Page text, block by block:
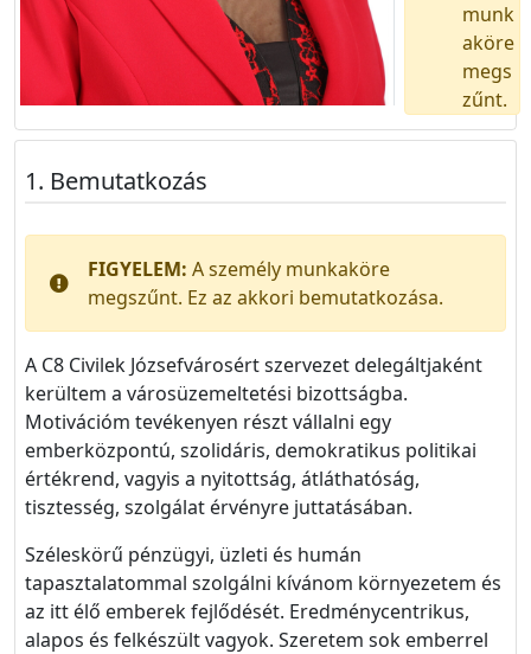
munk
aköre
megs
zűnt.
Bemutatkozás
FIGYELEM: A személy munkaköre
megszűnt. Ez az akkori bemutatkozása.
A C8 Civilek Józsefvárosért szervezet delegáltjaként
kerültem a városüzemeltetési bizottságba.
Motivációm tevékenyen részt vállalni egy
emberközpontú, szolidáris, demokratikus politikai
értékrend, vagyis a nyitottság, átláthatóság,
tisztesség, szolgálat érvényre juttatásában.
Széleskörű pénzügyi, üzleti és humán
tapasztalatommal szolgálni kívánom környezetem és
az itt élő emberek fejlődését. Eredménycentrikus,
alapos és felkészült vagyok. Szeretem sok emberrel